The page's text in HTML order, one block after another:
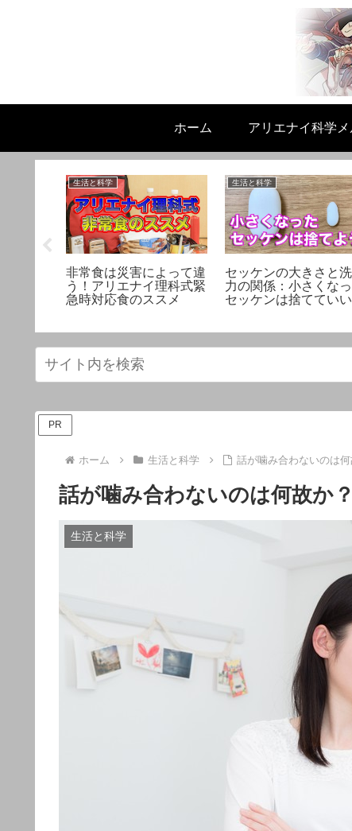
ホーム アリエナイ科学メ
生活と科学
非常食は災害によって違
う！アリエナイ理科式緊
急時対応食のススメ
生活と科学
セッケンの大きさと
力の関係：小さくな
セッケンは捨てていい
PR
ホーム 生活と科学 話が噛み合わないのは
話が噛み合わないのは何故か
生活と科学